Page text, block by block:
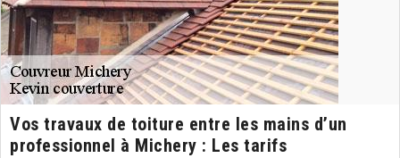
Vos travaux de toiture entre les mains d’un
professionnel à Michery : Les tarifs